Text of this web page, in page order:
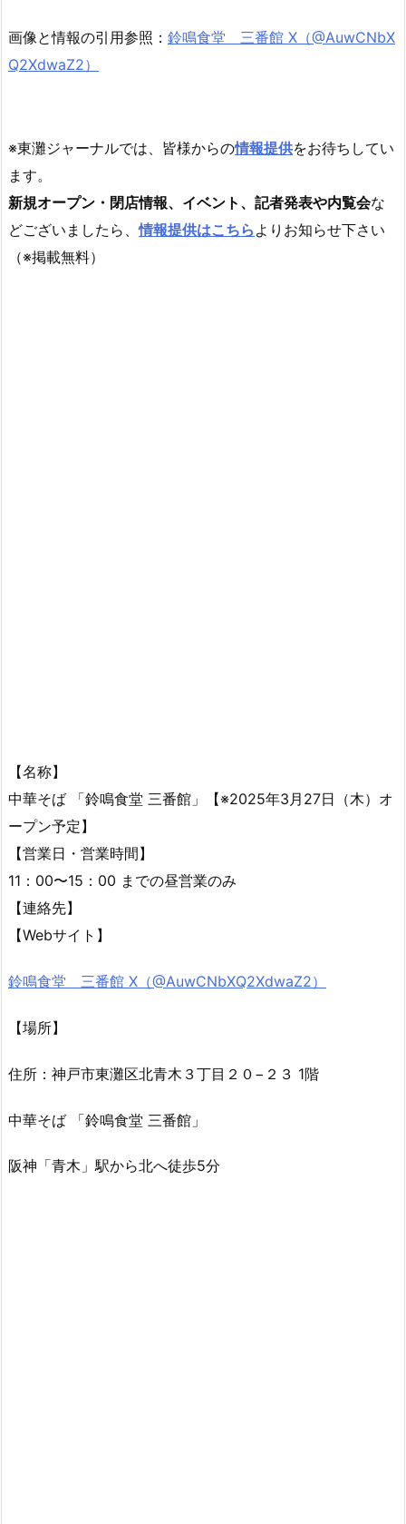
画像と情報の引用参照： 鈴鳴食堂 三番館 X（@AuwCNbX
Q2XdwaZ2）
※東灘ジャーナルでは、皆様からの情報提供をお待ちしてい
ます。
新規オープン・閉店情報、イベント、記者発表や内覧会な
どございましたら、情報提供はこちら よりお知らせ下さい
（※掲載無料）
【名称】
中華そば 「鈴鳴食堂 三番館」【※2025年3月27日（木）オ
ープン予定】
【営業日・営業時間】
11：00〜15：00 までの昼営業のみ
【連絡先】
【Webサイト】
鈴鳴食堂 三番館 X（@AuwCNbXQ2XdwaZ2）
【場所】
住所：神戸市東灘区北青木３丁目２０−２３ 1階
中華そば 「鈴鳴食堂 三番館」
阪神「青木」駅から北へ徒歩5分